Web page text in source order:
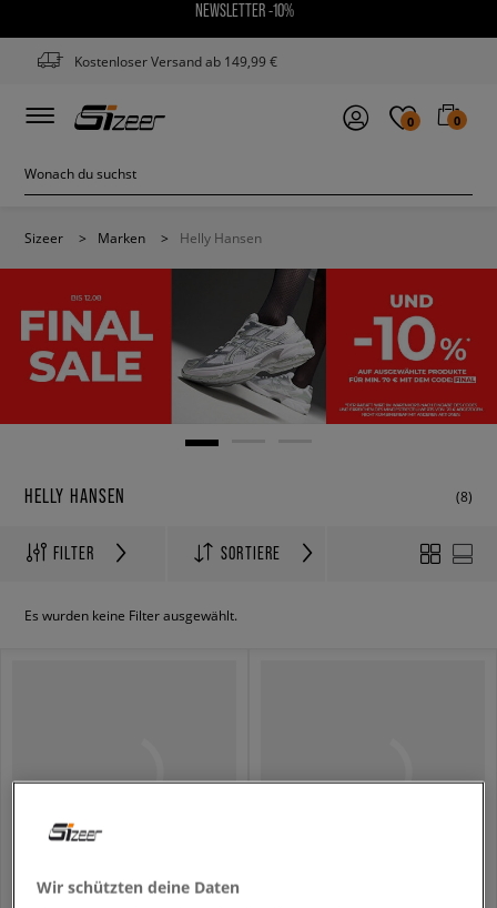
NEWSLETTER -10%
Kostenloser Versand ab 149,99 €
0 0
Sizeer > Marken > Helly Hansen
HELLY HANSEN (8)
FILTER SORTIERE
Es wurden keine Filter ausgewählt.
Wir schützten deine Daten